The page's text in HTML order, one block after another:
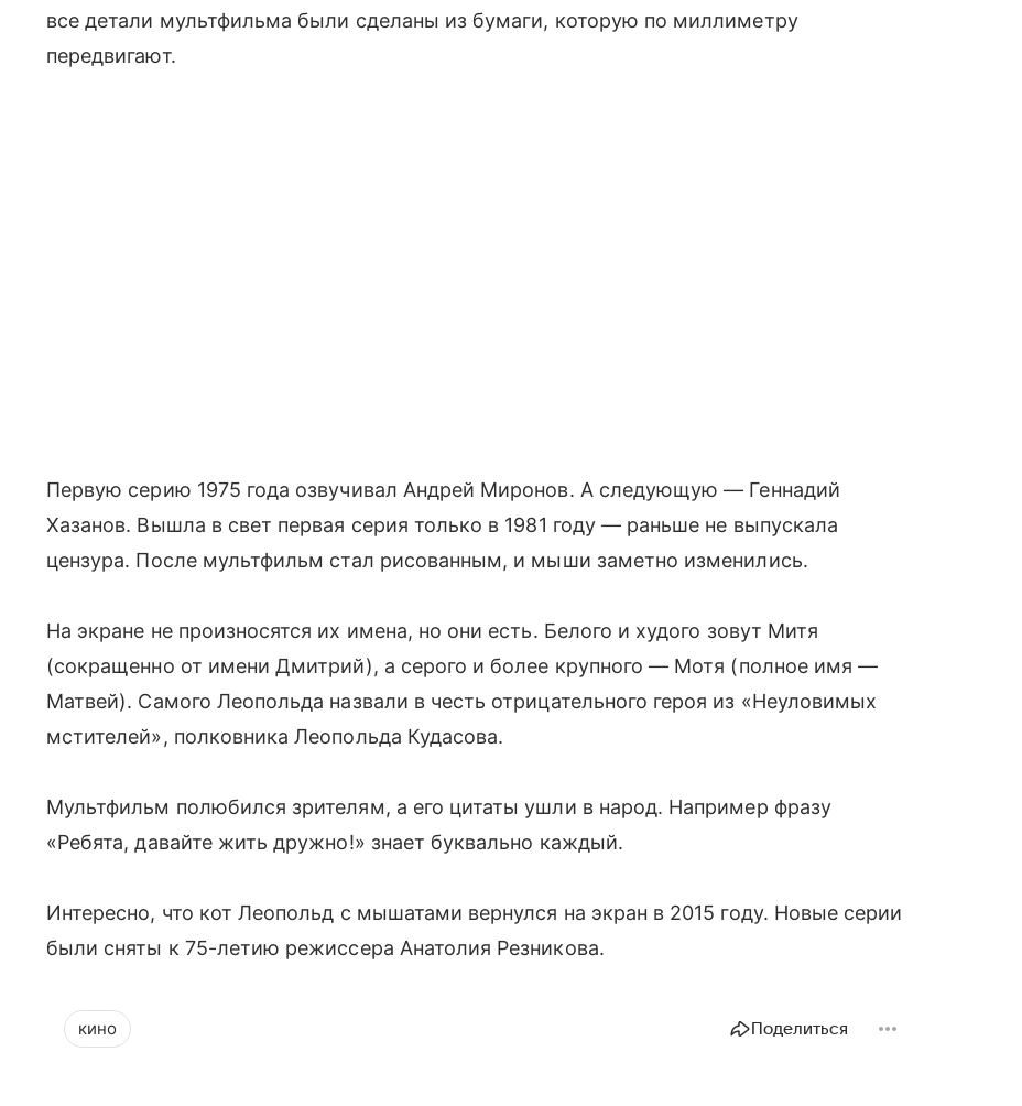
все детали мультфильма были сделаны из бумаги, которую по миллиметру
передвигают.
Первую серию 1975 года озвучивал Андрей Миронов. А следующую — Геннадий
Хазанов. Вышла в свет первая серия только в 1981 году — раньше не выпускала
цензура. После мультфильм стал рисованным, и мыши заметно изменились.
На экране не произносятся их имена, но они есть. Белого и худого зовут Митя
(сокращенно от имени Дмитрий), а серого и более крупного — Мотя (полное имя —
Матвей). Самого Леопольда назвали в честь отрицательного героя из «Неуловимых
мстителей», полковника Леопольда Кудасова.
Мультфильм полюбился зрителям, а его цитаты ушли в народ. Например фразу
«Ребята, давайте жить дружно!» знает буквально каждый.
Интересно, что кот Леопольд с мышатами вернулся на экран в 2015 году. Новые серии
были сняты к 75-летию режиссера Анатолия Резникова.
кино Поделиться